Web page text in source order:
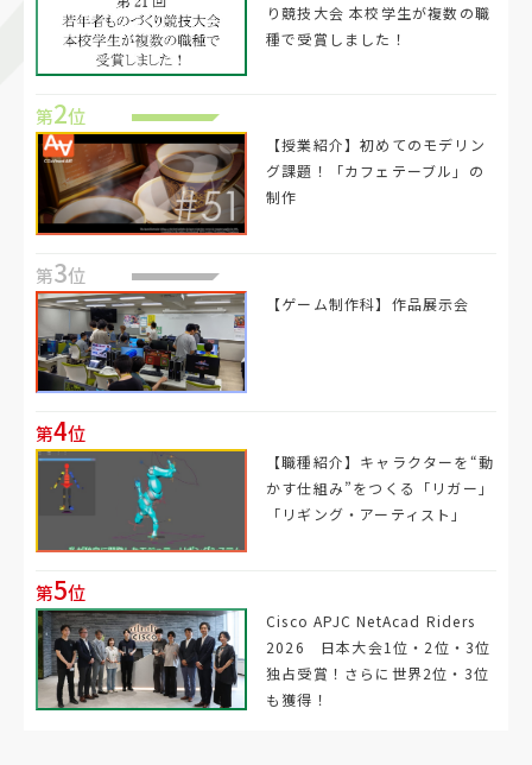
り競技大会 本校学生が複数の職
種で受賞しました！
第2位
【授業紹介】初めてのモデリン
グ課題！「カフェテーブル」の
制作
第3位
【ゲーム制作科】作品展示会
第4位
【職種紹介】キャラクターを“動
かす仕組み”をつくる「リガー」
「リギング・アーティスト」
第5位
Cisco APJC NetAcad Riders
2026 日本大会1位・2位・3位
独占受賞！さらに世界2位・3位
も獲得！